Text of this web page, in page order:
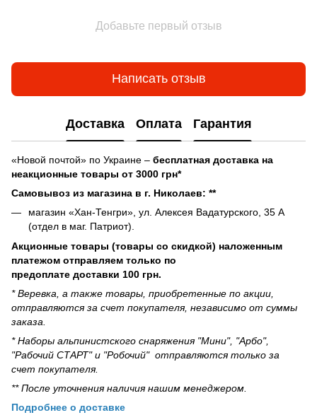
Добавьте первый отзыв
Написать отзыв
Доставка Оплата Гарантия
«Новой почтой» по Украине – бесплатная доставка на
неакционные товары от 3000 грн*
Самовывоз из магазина в г. Николаев: **
магазин «Хан-Тенгри», ул. Алексея Вадатурского, 35 А
(отдел в маг. Патриот).
Акционные товары (товары со скидкой) наложенным
платежом отправляем только по
предоплате доставки 100 грн.
* Веревка, а также товары, приобретенные по акции,
отправляются за счет покупателя, независимо от суммы
заказа.
* Наборы альпинистского снаряжения "Мини", "Арбо",
"Рабочий СТАРТ" и "Робочий" отправляются только за
счет покупателя.
** После уточнения наличия нашим менеджером.
Подробнее о доставке